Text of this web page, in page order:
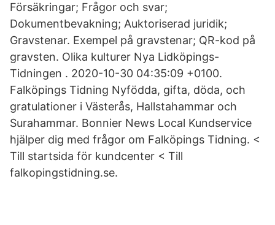
Försäkringar; Frågor och svar;
Dokumentbevakning; Auktoriserad juridik;
Gravstenar. Exempel på gravstenar; QR-kod på
gravsten. Olika kulturer Nya Lidköpings-
Tidningen . 2020-10-30 04:35:09 +0100.
Falköpings Tidning Nyfödda, gifta, döda, och
gratulationer i Västerås, Hallstahammar och
Surahammar. Bonnier News Local Kundservice
hjälper dig med frågor om Falköpings Tidning. <
Till startsida för kundcenter < Till
falkopingstidning.se.